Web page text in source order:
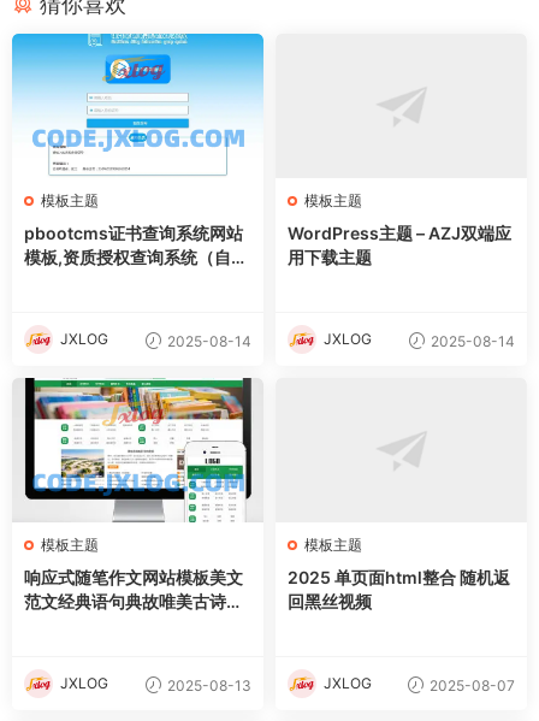
模板主题
pbootcms证书查询系统网站
模板,资质授权查询系统（自适
JXLOG 2025-08-14
模板主题
WordPress主题 – AZJ双端应
用下载主题
JXLOG 2025-08-14
模板主题
响应式随笔作文网站模板美文
范文经典语句典故唯美古诗词
JXLOG 2025-08-13
模板主题
2025 单页面html整合 随机返
回黑丝视频
JXLOG 2025-08-07